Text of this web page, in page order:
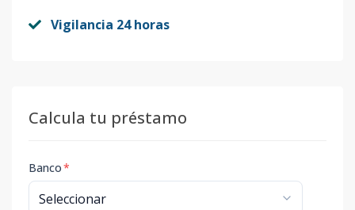
Vigilancia 24 horas
Calcula tu préstamo
Banco*